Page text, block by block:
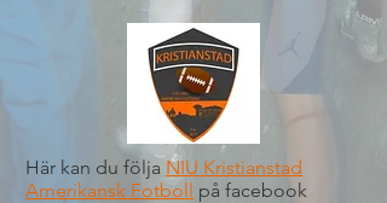
Här kan du följa NIU Kristianstad
Amerikansk Fotboll på facebook